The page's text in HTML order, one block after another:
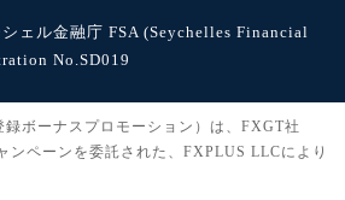
ェル金融庁 FSA (Seychelles Financial
No.SD019
ボーナスプロモーション）は、FXGT社
ンペーンを委託された、FXPLUS LLCにより